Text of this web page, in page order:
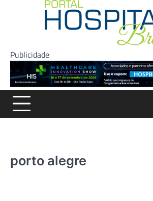
Publicidade
porto alegre